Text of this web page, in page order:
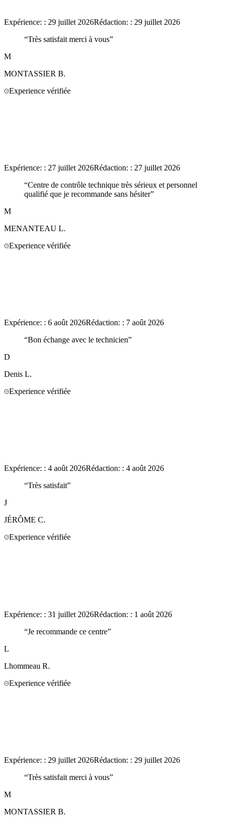
Expérience: : 29 juillet 2026Rédaction: : 29 juillet 2026
“Très satisfait merci à vous”
M
MONTASSIER B.
Experience vérifiée
Expérience: : 27 juillet 2026Rédaction: : 27 juillet 2026
“Centre de contrôle technique très sérieux et personnel
qualifié que je recommande sans hésiter”
M
MENANTEAU L.
Experience vérifiée
Expérience: : 6 août 2026Rédaction: : 7 août 2026
“Bon échange avec le technicien”
D
Denis L.
Experience vérifiée
Expérience: : 4 août 2026Rédaction: : 4 août 2026
“Très satisfait”
J
JÉRÔME C.
Experience vérifiée
Expérience: : 31 juillet 2026Rédaction: : 1 août 2026
“Je recommande ce centre”
L
Lhommeau R.
Experience vérifiée
Expérience: : 29 juillet 2026Rédaction: : 29 juillet 2026
“Très satisfait merci à vous”
M
MONTASSIER B.